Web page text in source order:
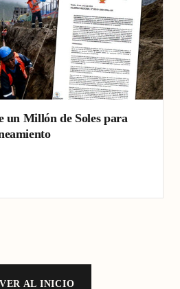
un Millón de Soles para
AL INICIO